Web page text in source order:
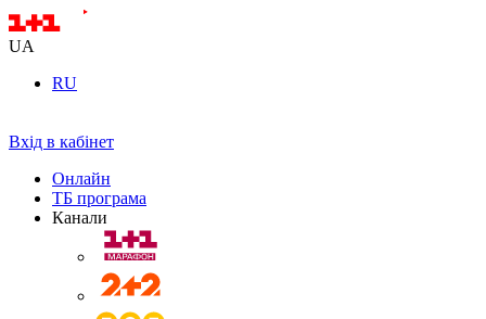
UA
RU
Вхід в кабінет
Онлайн
ТБ програма
Канали